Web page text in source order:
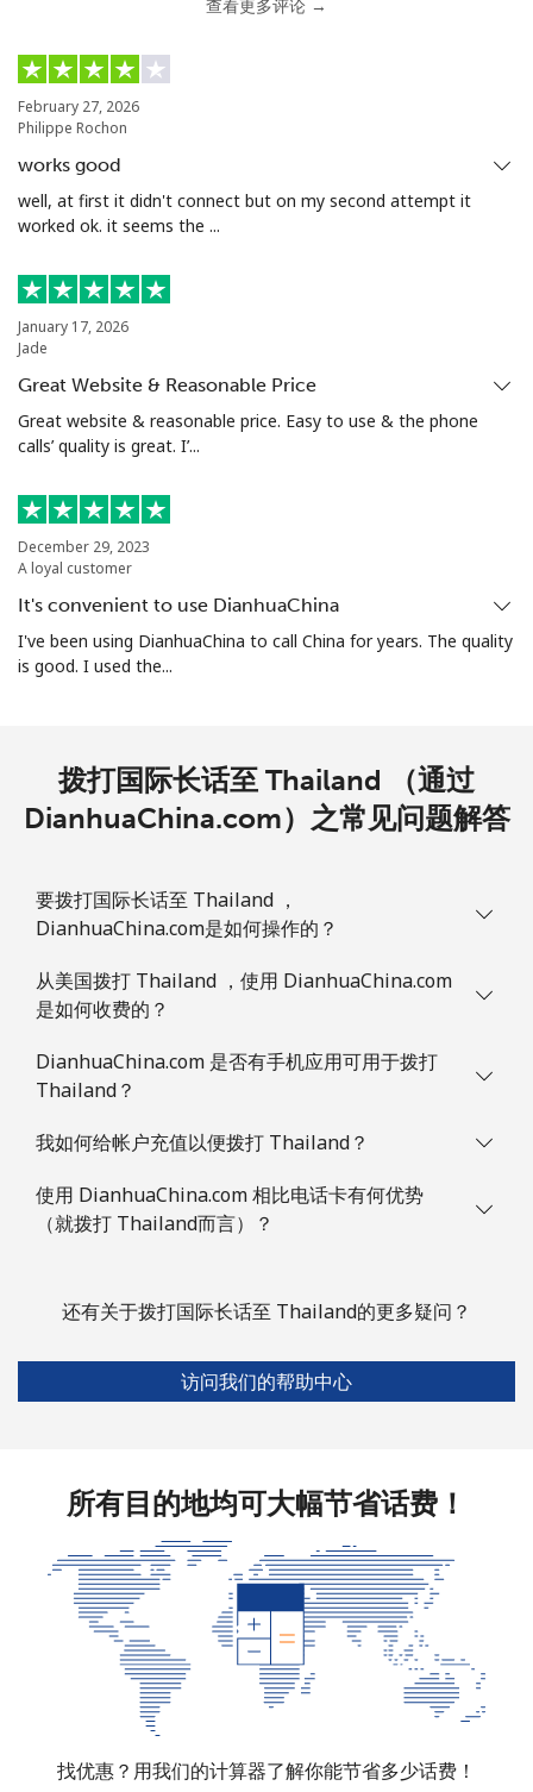
84 分钟最少 ⁦¥1,000⁩
手机 ⁦¥32.90⁩
Tunisia
座机 ⁦¥174.50⁩ 5 分钟最少 ⁦¥1,000⁩ -
Turkey
座机 ⁦¥6.90⁩
144 分钟最少
⁦¥1,000⁩
Turkmenistan
⁦¥45.90⁩ 21 分钟最少 ⁦¥1,000⁩
手机 ⁦¥53.50⁩ 18 分钟最少 ⁦¥1,000⁩ ⁦¥27.30⁩
座机 ⁦¥49.90⁩ 20 分钟最少 ⁦¥1,000⁩ -
17 分钟最少 ⁦¥1,000⁩ -
Tuvalu
country
查看更多评论 →
February 27, 2026
Philippe Rochon
works good
well, at first it didn't connect but on my second attempt it
worked ok. it seems the ...
January 17, 2026
Jade
Great Website & Reasonable Price
Great website & reasonable price. Easy to use & the phone
calls’ quality is great. I’...
December 29, 2023
A loyal customer
It's convenient to use DianhuaChina
I've been using DianhuaChina to call China for years. The quality
is good. I used the...
拨打国际长话至 Thailand （通过
DianhuaChina.com）之常见问题解答
要拨打国际长话至 Thailand ，
DianhuaChina.com是如何操作的？
从美国拨打 Thailand ，使用 DianhuaChina.com
是如何收费的？
DianhuaChina.com 是否有手机应用可用于拨打
Thailand？
我如何给帐户充值以便拨打 Thailand？
使用 DianhuaChina.com 相比电话卡有何优势
（就拨打 Thailand而言）？
还有关于拨打国际长话至 Thailand的更多疑问？
访问我们的帮助中心
所有目的地均可大幅节省话费！
找优惠？用我们的计算器了解你能节省多少话费！